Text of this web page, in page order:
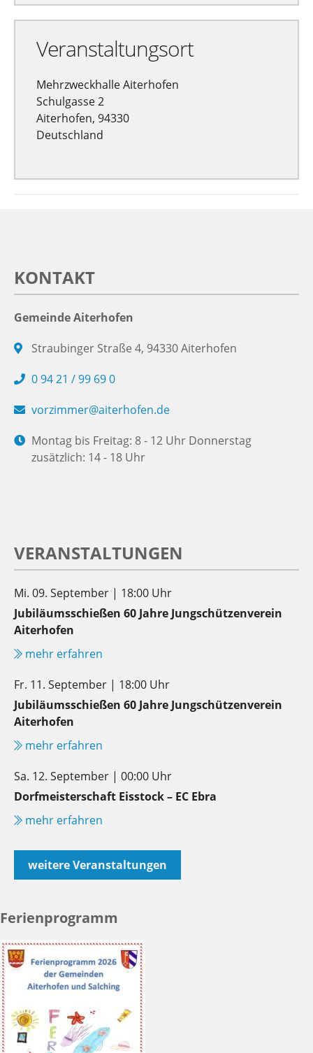
Veranstaltungsort
Mehrzweckhalle Aiterhofen
Schulgasse 2
Aiterhofen, 94330
Deutschland
KONTAKT
Gemeinde Aiterhofen
Straubinger Straße 4, 94330 Aiterhofen
0 94 21 / 99 69 0
vorzimmer@aiterhofen.de
Montag bis Freitag: 8 - 12 Uhr Donnerstag
zusätzlich: 14 - 18 Uhr
VERANSTALTUNGEN
Mi. 09. September | 18:00 Uhr
Jubiläumsschießen 60 Jahre Jungschützenverein
Aiterhofen
mehr erfahren
Fr. 11. September | 18:00 Uhr
Jubiläumsschießen 60 Jahre Jungschützenverein
Aiterhofen
mehr erfahren
Sa. 12. September | 00:00 Uhr
Dorfmeisterschaft Eisstock – EC Ebra
mehr erfahren
weitere Veranstaltungen
Ferienprogramm